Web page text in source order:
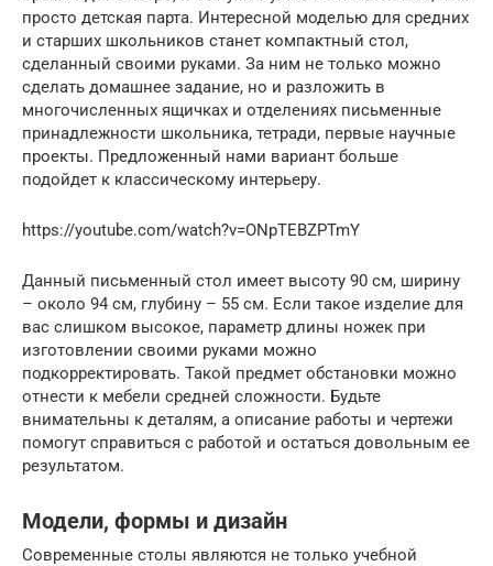
просто детская парта. Интересной моделью для средних
и старших школьников станет компактный стол,
сделанный своими руками. За ним не только можно
сделать домашнее задание, но и разложить в
многочисленных ящичках и отделениях письменные
принадлежности школьника, тетради, первые научные
проекты. Предложенный нами вариант больше
подойдет к классическому интерьеру.
https://youtube.com/watch?v=ONpTEBZPTmY
Данный письменный стол имеет высоту 90 см, ширину
– около 94 см, глубину – 55 см. Если такое изделие для
вас слишком высокое, параметр длины ножек при
изготовлении своими руками можно
подкорректировать. Такой предмет обстановки можно
отнести к мебели средней сложности. Будьте
внимательны к деталям, а описание работы и чертежи
помогут справиться с работой и остаться довольным ее
результатом.
Модели, формы и дизайн
Современные столы являются не только учебной